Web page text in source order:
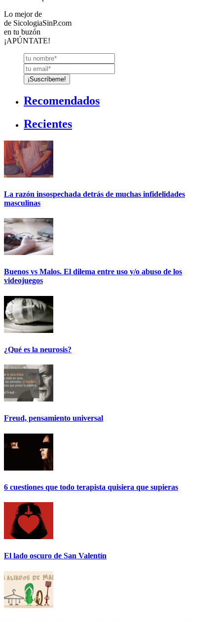
Lo mejor de
de SicologiaSinP.com
en tu buzón
¡APÚNTATE!
Recomendados
Recientes
La razón insospechada detrás de muchas infidelidades
masculinas
Buenos vs Malos. El dilema entre uso y/o abuso de los
videojuegos
¿Qué es la neurosis?
Freud, pensamiento universal
6 cuestiones que todo terapista quisiera que supieras
El lado oscuro de San Valentín